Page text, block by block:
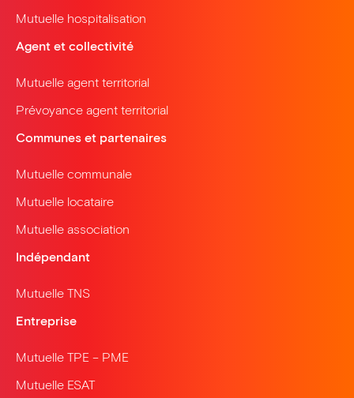
Mutuelle hospitalisation
Agent et collectivité
Mutuelle agent territorial
Prévoyance agent territorial
Communes et partenaires
Mutuelle communale
Mutuelle locataire
Mutuelle association
Indépendant
Mutuelle TNS
Entreprise
Mutuelle TPE – PME
Mutuelle ESAT